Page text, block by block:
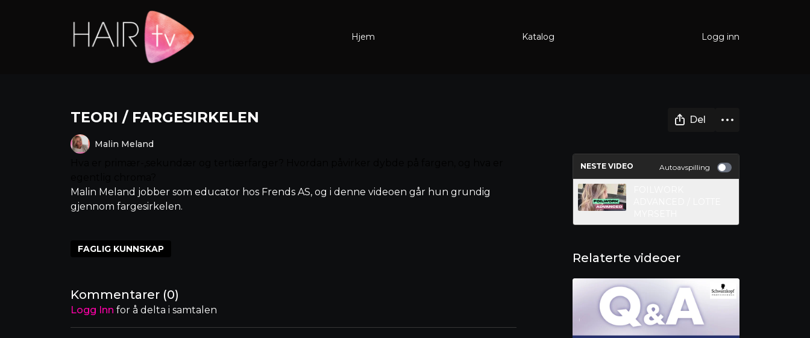
Hjem Katalog Logg inn
TEORI / FARGESIRKELEN Del
Malin Meland
Malin Meland jobber som educator hos Frends AS, og i denne videoen går hun grundig
gjennom fargesirkelen.
FAGLIG KUNNSKAP
Kommentarer (0)
Logg Inn for å delta i samtalen
NESTE VIDEO Autoavspilling
Relaterte videoer